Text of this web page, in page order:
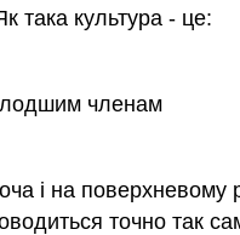
така культура - це:
членам
і на
точно так